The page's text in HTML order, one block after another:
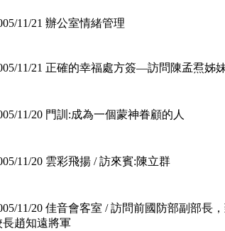
11/21 辦公室情緒管理
11/21 正確的幸福處方簽—訪問陳孟焄姊
11/20 門訓:成為一個蒙神眷顧的人
11/20 雲彩飛揚 / 訪來賓:陳立群
11/20 佳音會客室 / 訪問前國防部副部長
長趙知遠將軍